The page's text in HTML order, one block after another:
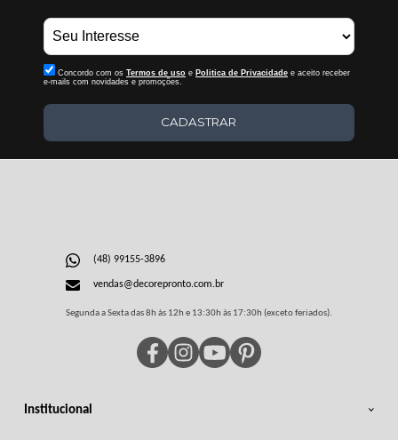
Concordo com os Termos de uso e Politica de Privacidadee aceito receber
e-mails com novidades e promoções.
CADASTRAR
Institucional
(48) 99155-3896
vendas@decorepronto.com.br
Segunda a Sexta das 8h às 12h e 13:30h às 17:30h (exceto feriados).